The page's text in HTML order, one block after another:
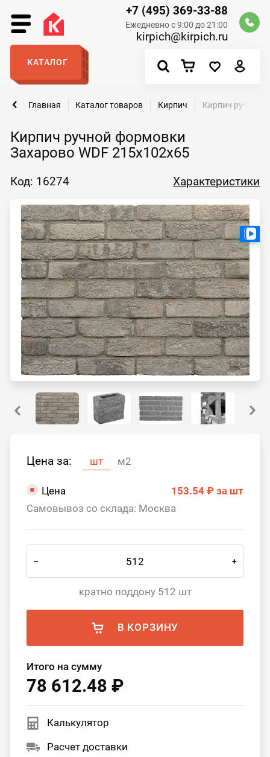
+7 (495) 369-33-88
Ежедневно с 9:00 до 21:00
kirpich@kirpich.ru
КАТАЛОГ
Кирпич ручной формовки
Захарово WDF 215x102x65
Главная Каталог товаров Кирпич Кирпич ручной
Код: 16274 Характеристики
Цена за: шт м2
Цена 153.54 ₽ за шт
Самовывоз со склада: Москва
– +
кратно поддону 512 шт
В КОРЗИНУ
Итого на сумму
78 612.48 ₽
Калькулятор
Расчет доставки